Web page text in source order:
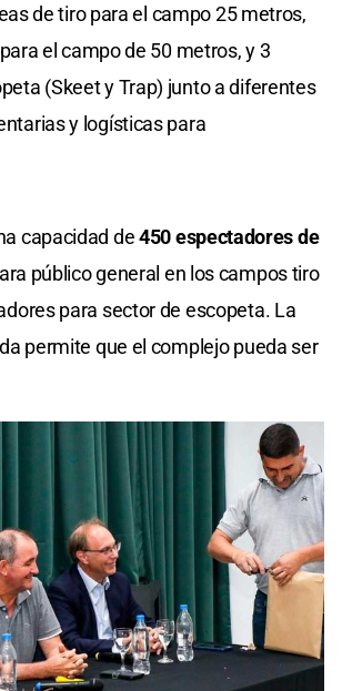
de tiro para el campo 25 metros,
el campo de 50 metros, y 3
(Skeet y Trap) junto a diferentes
y logísticas para
capacidad de450 espectadores de
público general en los campos tiro
para sector de escopeta. La
permite que el complejo pueda ser